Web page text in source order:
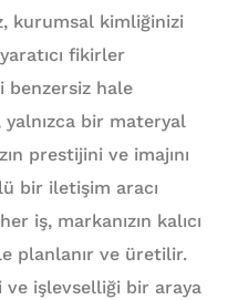
kurumsal kimliğinizi
fikirler
benzersiz hale
bir materyal
prestijini ve imajını
bir iletişim aracı
iş, markanızın kalıcı
planlanır ve üretilir.
ve işlevselliği bir araya